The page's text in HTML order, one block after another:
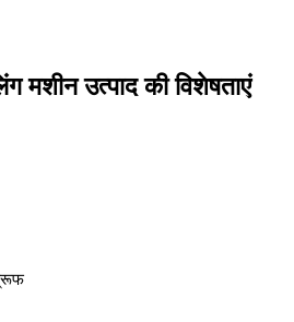
मशीन उत्पाद की विशेषताएं